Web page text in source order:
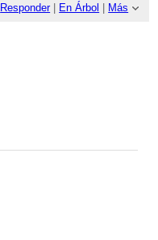
Responder| En Árbol | Más